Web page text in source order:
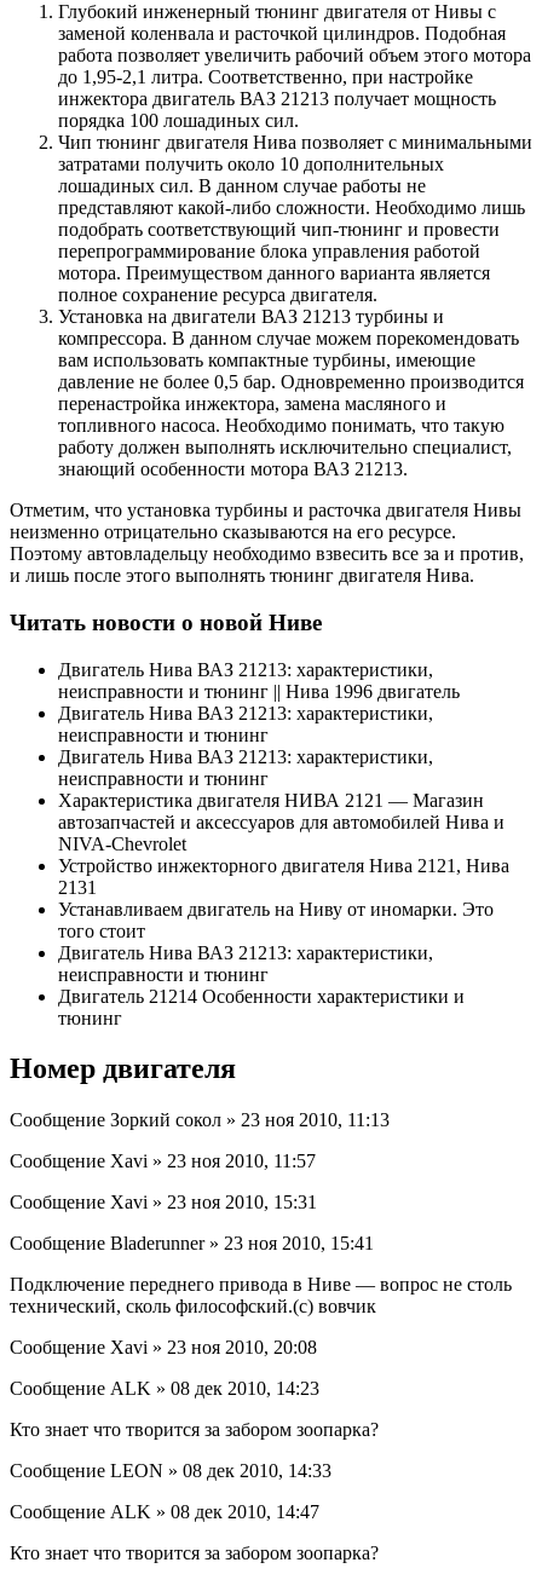
Глубокий инженерный тюнинг двигателя от Нивы с
заменой коленвала и расточкой цилиндров. Подобная
работа позволяет увеличить рабочий объем этого мотора
до 1,95-2,1 литра. Соответственно, при настройке
инжектора двигатель ВАЗ 21213 получает мощность
порядка 100 лошадиных сил.
Чип тюнинг двигателя Нива позволяет с минимальными
затратами получить около 10 дополнительных
лошадиных сил. В данном случае работы не
представляют какой-либо сложности. Необходимо лишь
подобрать соответствующий чип-тюнинг и провести
перепрограммирование блока управления работой
мотора. Преимуществом данного варианта является
полное сохранение ресурса двигателя.
Установка на двигатели ВАЗ 21213 турбины и
компрессора. В данном случае можем порекомендовать
вам использовать компактные турбины, имеющие
давление не более 0,5 бар. Одновременно производится
перенастройка инжектора, замена масляного и
топливного насоса. Необходимо понимать, что такую
работу должен выполнять исключительно специалист,
знающий особенности мотора ВАЗ 21213.
Отметим, что установка турбины и расточка двигателя Нивы
неизменно отрицательно сказываются на его ресурсе.
Поэтому автовладельцу необходимо взвесить все за и против,
и лишь после этого выполнять тюнинг двигателя Нива.
Читать новости о новой Ниве
Двигатель Нива ВАЗ 21213: характеристики,
неисправности и тюнинг || Нива 1996 двигатель
Двигатель Нива ВАЗ 21213: характеристики,
неисправности и тюнинг
Двигатель Нива ВАЗ 21213: характеристики,
неисправности и тюнинг
Характеристика двигателя НИВА 2121 — Магазин
автозапчастей и аксессуаров для автомобилей Нива и
NIVA-Chevrolet
Устройство инжекторного двигателя Нива 2121, Нива
2131
Устанавливаем двигатель на Ниву от иномарки. Это
того стоит
Двигатель Нива ВАЗ 21213: характеристики,
неисправности и тюнинг
Двигатель 21214 Особенности характеристики и
тюнинг
Номер двигателя
Сообщение Зоркий сокол » 23 ноя 2010, 11:13
Сообщение Xavi » 23 ноя 2010, 11:57
Сообщение Xavi » 23 ноя 2010, 15:31
Сообщение Bladerunner » 23 ноя 2010, 15:41
Подключение переднего привода в Ниве — вопрос не столь
технический, сколь философский.(с) вовчик
Сообщение Xavi » 23 ноя 2010, 20:08
Сообщение ALK » 08 дек 2010, 14:23
Кто знает что творится за забором зоопарка?
Сообщение LEON » 08 дек 2010, 14:33
Сообщение ALK » 08 дек 2010, 14:47
Кто знает что творится за забором зоопарка?